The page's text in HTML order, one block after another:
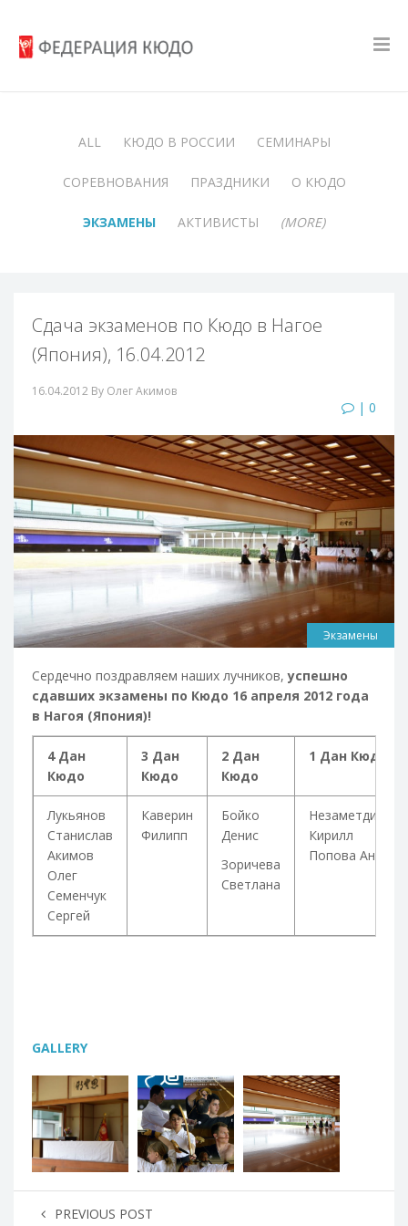
ALL КЮДО В РОССИИ СЕМИНАРЫ
СОРЕВНОВАНИЯ ПРАЗДНИКИ О КЮДО
ЭКЗАМЕНЫ АКТИВИСТЫ (MORE)
Сдача экзаменов по Кюдо в Нагое
(Япония), 16.04.2012
16.04.2012 By Олег Акимов
| 0
Экзамены
Сердечно поздравляем наших лучников,успешно
сдавших экзамены по Кюдo 16 апреля 2012 года
в Нагоя (Япония)!
4 Дан
Кюдо
3 Дан
Кюдо
2 Дан
Кюдо
1 Дан Кюдо
Лукьянов
Станислав
Акимов
Олег
Семенчук
Сергей
Каверин
Филипп
Бойко
Денис
Зоричева
Светлана
Незаметдинов
Кирилл
Попова Анна
GALLERY
PREVIOUS POST